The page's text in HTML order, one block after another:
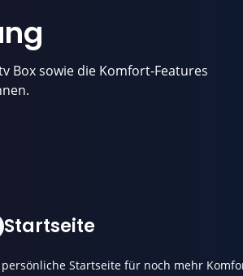
Box sowie die Komfort-Features
Startseite
Startseite für noch mehr